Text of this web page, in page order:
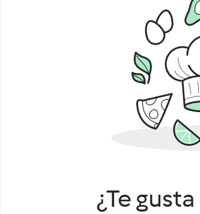
¿Te